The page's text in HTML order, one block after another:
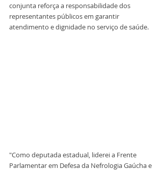
conjunta reforça a responsabilidade dos
representantes públicos em garantir
atendimento e dignidade no serviço de saúde.
"Como deputada estadual, liderei a Frente
Parlamentar em Defesa da Nefrologia Gaúcha e